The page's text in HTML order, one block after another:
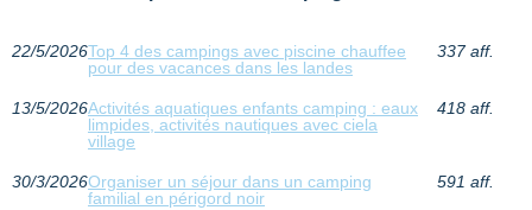
22/5/2026Top 4 des campings avec piscine chauffee
pour des vacances dans les landes
337 aff.
13/5/2026Activités aquatiques enfants camping : eaux
limpides, activités nautiques avec ciela
village
418 aff.
30/3/2026Organiser un séjour dans un camping
familial en périgord noir
591 aff.